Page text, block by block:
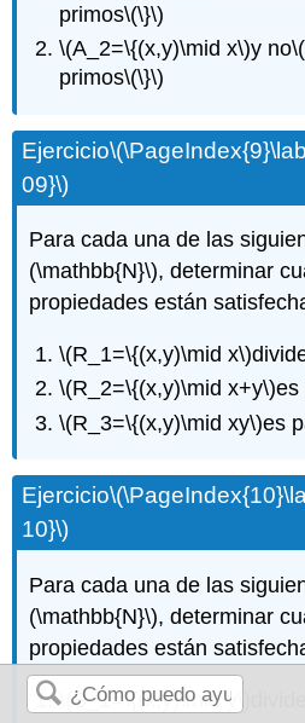
primos\(\}\)
\(A_2=\{(x,y)\mid x\)y no
primos\(\}\)
Ejercicio
09}\)
Para cada una de las
(\mathbb{N}\), determinar
propiedades están
\(R_1=\{(x,y)\mid x\)
\(R_2=\{(x,y)\mid x+y\)es
\(R_3=\{(x,y)\mid xy\)es
Ejercicio
10}\)
Para cada una de las
(\mathbb{N}\), determinar
propiedades están
\(S_1=\{(x,y)\mid y\)